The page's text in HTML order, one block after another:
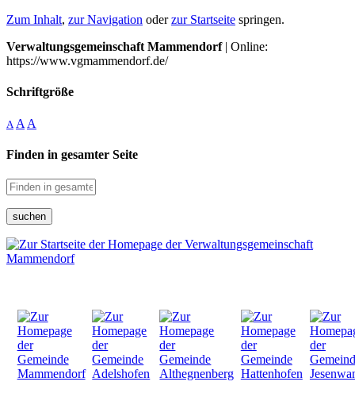
Zum Inhalt, zur Navigation oderzur Startseite springen.
Verwaltungsgemeinschaft Mammendorf| Online:
https://www.vgmammendorf.de/
Schriftgröße
A A A
Finden in gesamter Seite
suchen